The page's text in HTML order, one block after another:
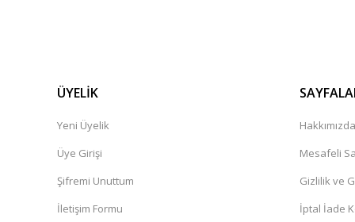
ÜYELİK
Yeni Üyelik
Üye Girişi
Şifremi Unuttum
İletişim Formu
Hakkımızda
Mesafeli
Gizlilik ve
İptal İade